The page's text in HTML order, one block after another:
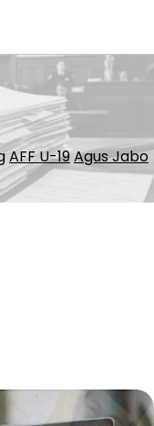
Babel Siap
AFF U-19Agus Jabo